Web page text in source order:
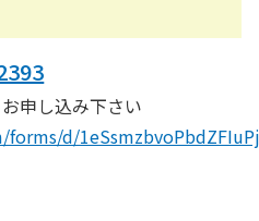
申し込み下さい
d/